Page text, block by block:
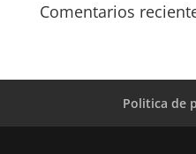
Comentarios
Politica de